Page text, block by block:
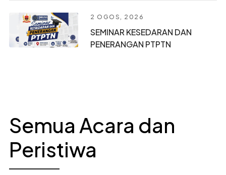
2 OGOS, 2026
SEMINAR KESEDARAN DAN
PENERANGAN PTPTN
Semua Acara dan
Peristiwa